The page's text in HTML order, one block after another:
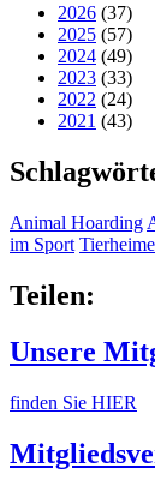
2026 (37)
2025 (57)
2024 (49)
2023 (33)
2022 (24)
2021 (43)
Animal Hoarding
im Sport Tierheime
Teilen:
Unsere
finden Sie HIER